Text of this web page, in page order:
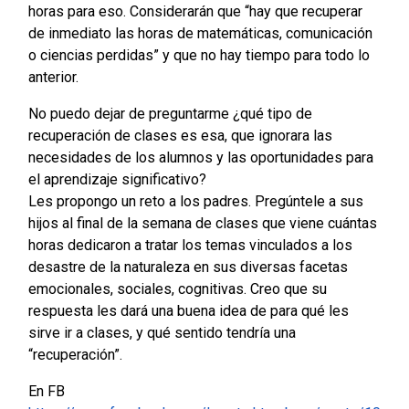
horas para eso. Considerarán que “hay que recuperar
de inmediato las horas de matemáticas, comunicación
o ciencias perdidas” y que no hay tiempo para todo lo
anterior.
No puedo dejar de preguntarme ¿qué tipo de
recuperación de clases es esa, que ignorara las
necesidades de los alumnos y las oportunidades para
el aprendizaje significativo?
Les propongo un reto a los padres. Pregúntele a sus
hijos al final de la semana de clases que viene cuántas
horas dedicaron a tratar los temas vinculados a los
desastre de la naturaleza en sus diversas facetas
emocionales, sociales, cognitivas. Creo que su
respuesta les dará una buena idea de para qué les
sirve ir a clases, y qué sentido tendría una
“recuperación”.
En FB